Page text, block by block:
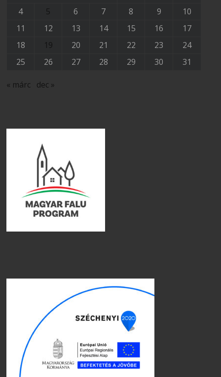
4
5 6 7 8 9
10
11
12 13 14 15 16
17
18
19 20 21 22 23
24
25
26 27 28 29 30 31
« márc dec »